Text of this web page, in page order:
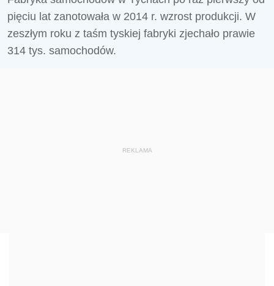
pięciu lat zanotowała w 2014 r. wzrost produkcji. W
zeszłym roku z taśm tyskiej fabryki zjechało prawie
314 tys. samochodów.
REKLAMA